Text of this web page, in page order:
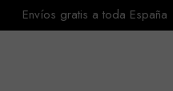
Envíos gratis a toda España